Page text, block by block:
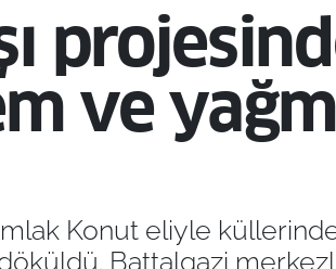
ve
Konut eliyle
Battalgazi